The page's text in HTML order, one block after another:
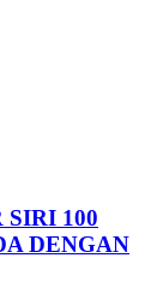
100
DENGAN